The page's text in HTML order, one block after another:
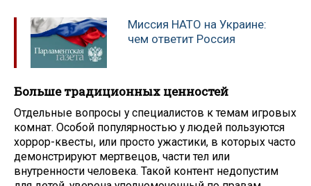
Миссия НАТО на Украине:
чем ответит Россия
Больше традиционных ценностей
Отдельные вопросы у специалистов к темам игровых
комнат. Особой популярностью у людей пользуются
хоррор-квесты, или просто ужастики, в которых часто
демонстрируют мертвецов, части тел или
внутренности человека. Такой контент недопустим